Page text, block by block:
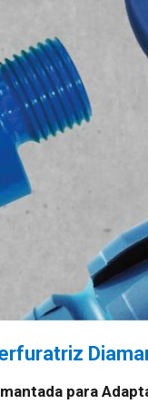
para